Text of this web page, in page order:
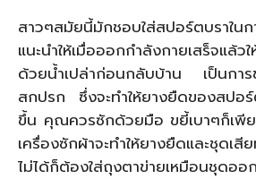
สาวๆสมัยนี้มักชอบใส่สปอร์ตบราใน
แนะนำให้เมื่อออกกำลังกายเสร็จแ
ด้วยน้ำเปล่าก่อนกลับบ้าน เป็นการ
สกปรก ซึ่งจะทำให้ยางยืดของสปอร์
ขึ้น คุณควรซักด้วยมือ ขยี้เบาๆก็เพีย
เครื่องซักผ้าจะทำให้ยางยืดและชุดเ
ไม่ได้ก็ต้องใส่ถุงตาข่ายเหมือนชุดออ